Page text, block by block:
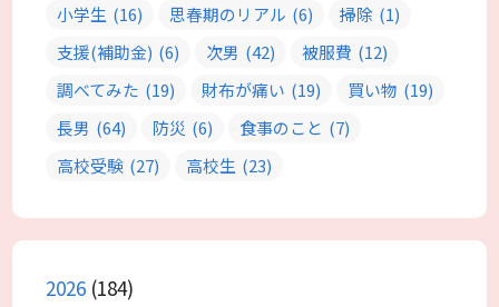
小学生 (16) 思春期のリアル (6) 掃除 (1)
支援(補助金) (6) 次男 (42) 被服費 (12)
調べてみた (19) 財布が痛い (19) 買い物 (19)
長男 (64) 防災 (6) 食事のこと (7)
高校受験 (27) 高校生 (23)
2026 (184)